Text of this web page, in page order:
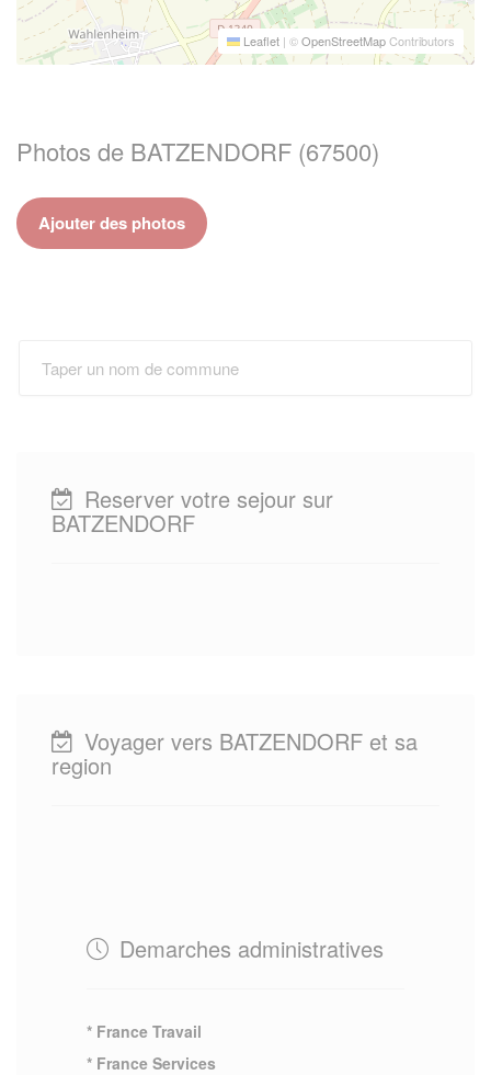
Leaflet | ©OpenStreetMapContributors
Photos de BATZENDORF (67500)
Ajouter des photos
Reserver votre sejour sur
BATZENDORF
Voyager vers BATZENDORF et sa
region
Demarches administratives
* France Travail
* France Services